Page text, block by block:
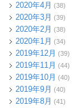
2020年4月 (38)
2020年3月 (39)
2020年2月 (38)
2020年1月 (34)
2019年12月 (39)
2019年11月 (44)
2019年10月 (40)
2019年9月 (40)
2019年8月 (41)